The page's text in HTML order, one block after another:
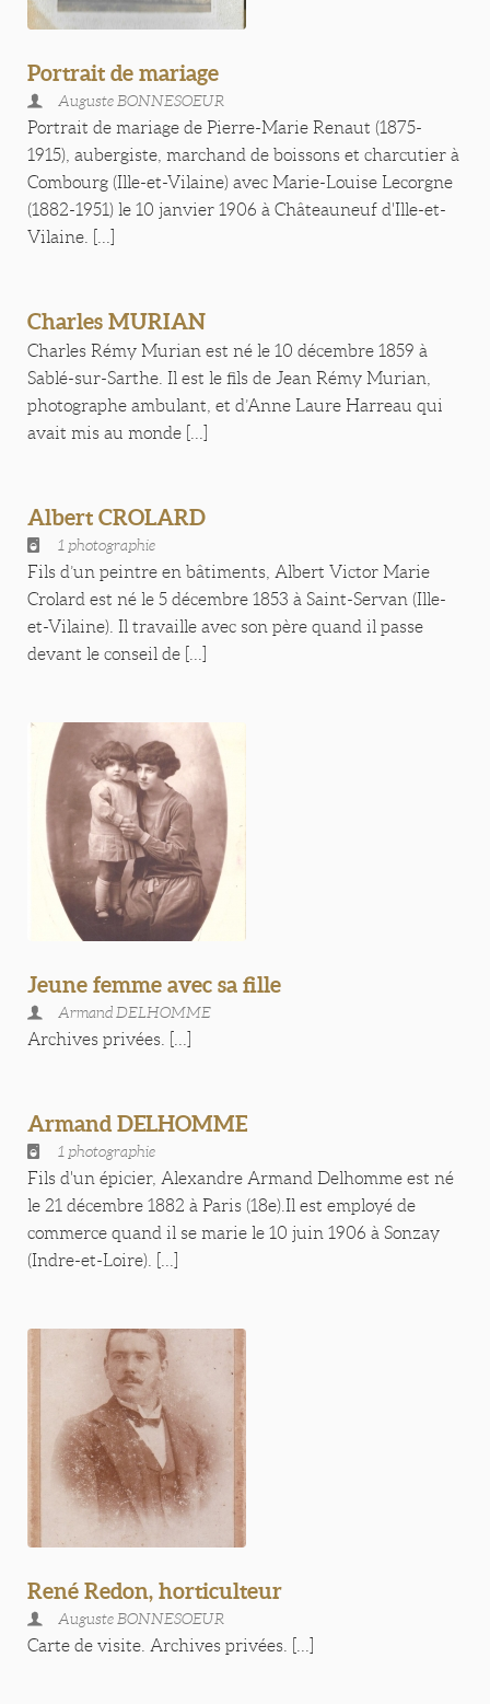
Portrait de mariage
Auguste BONNESOEUR
Portrait de mariage de Pierre-Marie Renaut (1875-
1915), aubergiste, marchand de boissons et charcutier à
Combourg (Ille-et-Vilaine) avec Marie-Louise Lecorgne
(1882-1951) le 10 janvier 1906 à Châteauneuf d'Ille-et-
Vilaine. [...]
Charles MURIAN
Charles Rémy Murian est né le 10 décembre 1859 à
Sablé-sur-Sarthe. Il est le fils de Jean Rémy Murian,
photographe ambulant, et d’Anne Laure Harreau qui
avait mis au monde [...]
Albert CROLARD
1 photographie
Fils d’un peintre en bâtiments, Albert Victor Marie
Crolard est né le 5 décembre 1853 à Saint-Servan (Ille-
et-Vilaine). Il travaille avec son père quand il passe
devant le conseil de [...]
Jeune femme avec sa fille
Armand DELHOMME
Archives privées. [...]
Armand DELHOMME
1 photographie
Fils d'un épicier, Alexandre Armand Delhomme est né
le 21 décembre 1882 à Paris (18e).Il est employé de
commerce quand il se marie le 10 juin 1906 à Sonzay
(Indre-et-Loire). [...]
René Redon, horticulteur
Auguste BONNESOEUR
Carte de visite. Archives privées. [...]